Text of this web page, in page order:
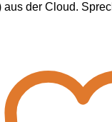
aus der Cloud.